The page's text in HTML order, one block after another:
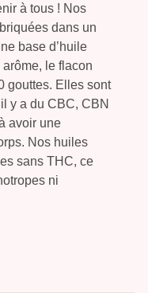
à tous ! Nos
dans un
base d’huile
arôme, le flacon
gouttes. Elles sont
y a du CBC, CBN
avoir une
Nos huiles
sans THC, ce
ni